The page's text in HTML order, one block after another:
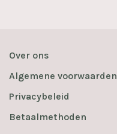
Over ons
Algemene voorwaarden
Privacybeleid
Betaalmethoden